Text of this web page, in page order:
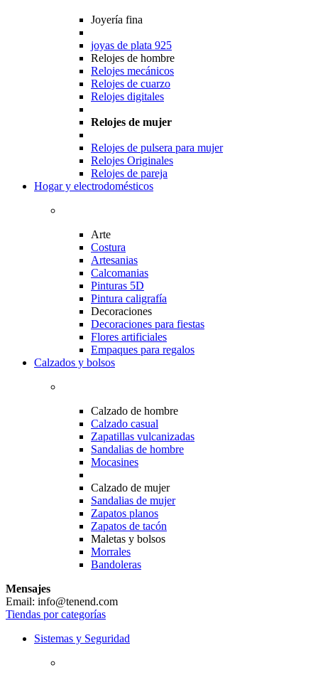
Joyería fina
joyas de plata 925
Relojes de hombre
Relojes mecánicos
Relojes de cuarzo
Relojes digitales
Relojes de mujer
Relojes de pulsera para mujer
Relojes Originales
Relojes de pareja
Hogar y electrodomésticos
Arte
Costura
Artesanias
Calcomanias
Pinturas 5D
Pintura caligrafía
Decoraciones
Decoraciones para fiestas
Flores artificiales
Empaques para regalos
Calzados y bolsos
Calzado de hombre
Calzado casual
Zapatillas vulcanizadas
Sandalias de hombre
Mocasines
Calzado de mujer
Sandalias de mujer
Zapatos planos
Zapatos de tacón
Maletas y bolsos
Morrales
Bandoleras
Mensajes
Email: info@tenend.com
Tiendas por categorías
Sistemas y Seguridad